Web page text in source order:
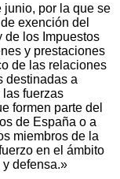
junio, por la que se
exención del
de los Impuestos
y prestaciones
de las relaciones
destinadas a
fuerzas
formen parte del
de España o a
miembros de la
en el ámbito
defensa.»